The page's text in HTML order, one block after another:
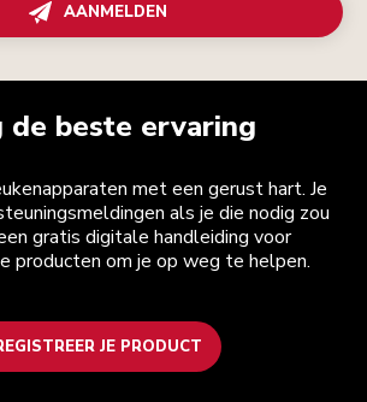
AANMELDEN
de beste ervaring
met een gerust hart. Je
als je die nodig zou
gratis digitale handleiding voor
producten om je op weg te helpen.
JE PRODUCT